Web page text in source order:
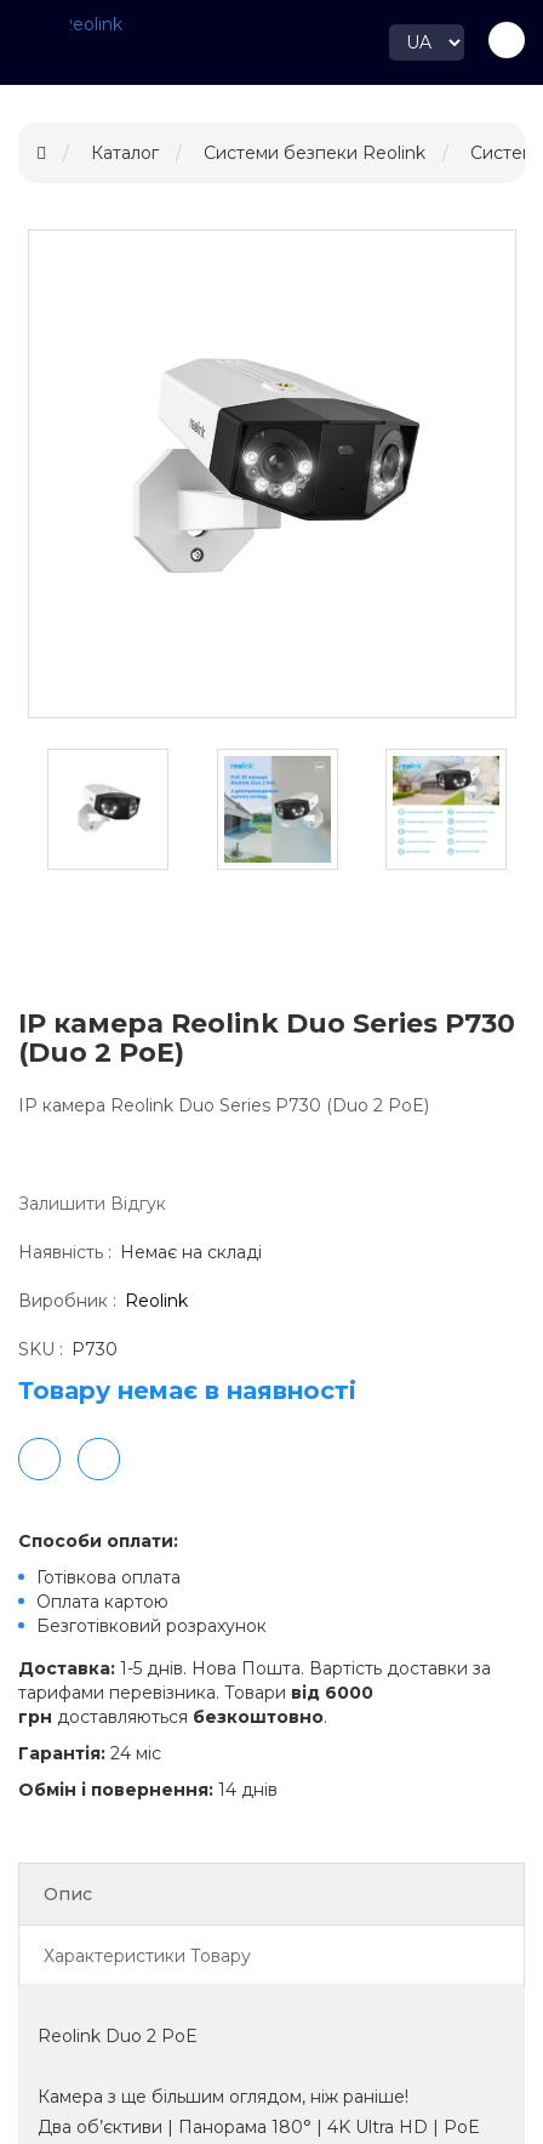
Каталог Системи безпеки Reolink
IP камера Reolink Duo Series P730
(Duo 2 PoE)
IP камера Reolink Duo Series P730 (Duo 2 PoE)
Залишити Вiдгук
Наявність : Немає на складі
Виробник : Reolink
SKU : P730
Товару немає в наявностi
Способи оплати:
Готівкова оплата
Оплата картою
Безготівковий розрахунок
Доставка: 1-5 днів. Нова Пошта. Вартість доставки за
тарифами перевізника. Товари від 6000
грн доставляються безкоштовно.
Гарантія: 24 міс
Обмін і повернення: 14 днів
Опис
Характеристики Товару
Reolink Duo 2 PoE
Камера з ще більшим оглядом, ніж раніше!
Два об’єктиви | Панорама 180° | 4K Ultra HD | PoE